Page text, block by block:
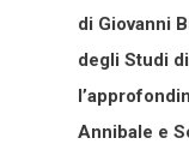
di Giovanni
degli Studi
Annibale e